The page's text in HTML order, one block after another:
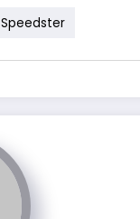
Speedster